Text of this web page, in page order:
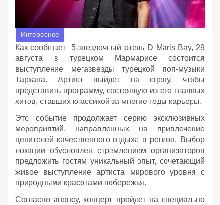
Интересное
Как сообщает 5-звездочный отель D Maris Bay, 29
августа в турецком Мармарисе состоится
выступление мегазвезды турецкой поп-музыки
Таркана. Артист выйдет на сцену, чтобы
представить программу, состоящую из его главных
хитов, ставших классикой за многие годы карьеры.
Это событие продолжает серию эксклюзивных
мероприятий, направленных на привлечение
ценителей качественного отдыха в регион. Выбор
локации обусловлен стремлением организаторов
предложить гостям уникальный опыт, сочетающий
живое выступление артиста мирового уровня с
природными красотами побережья.
Согласно анонсу, концерт пройдет на специально